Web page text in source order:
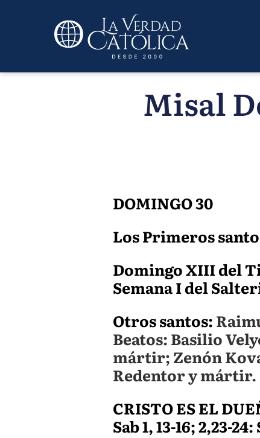
Misal
DOMINGO 30
Los Primeros
Domingo XIII del
Semana I del
Otros santos:
Beatos: Basilio
mártir; Zenón
Redentor y mártir.
CRISTO ES EL
Sab 1, 13-16; 2,23-